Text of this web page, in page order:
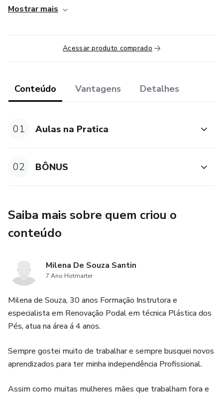
Tempo de ação do produto para cada grau de calosidade;
Tempo de retorno da cliente de acordo com cada grau
Introdução sobre a técnica Plástica dos pés ;
Efeito Rebote, o que é? e como reverte caso ocorra;
Apostila de Biossegurança ;
*BANNER DE DIVUGAÇÃO
*APOSTILA SPA DOS PÉS TREINAMENTO EM
ESCALDA PÉS
*APOSTILA MASSAGEM RELAXANTE
*APOSTILA RECEITAS DE ESFOLIANTES CASEIROS
*CERTIFICADO DE CONCLUSÃO
Mostrar mais
Acessar produto comprado
Conteúdo Vantagens Detalhes
01 Aulas na Pratica
02 BÔNUS
Saiba mais sobre quem criou o
conteúdo
Milena De Souza Santin
7 Ano Hotmarter
Milena de Souza, 30 anos Formação Instrutora e
especialista em Renovação Podal em técnica Plástica dos
Pés, atua na área á 4 anos.
Sempre gostei muito de trabalhar e sempre busquei novos
aprendizados para ter minha independência Profissional.
Assim como muitas mulheres mães que trabalham fora e